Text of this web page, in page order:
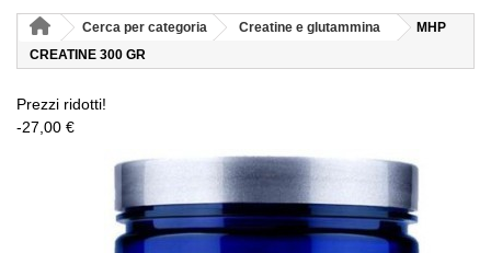
Cerca per categoria Creatine e glutammina
MHP
CREATINE 300 GR
Prezzi ridotti!
-27,00 €